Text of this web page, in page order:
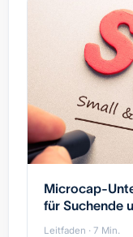
Microcap-
für Suchende
Leitfaden · 7 Min.